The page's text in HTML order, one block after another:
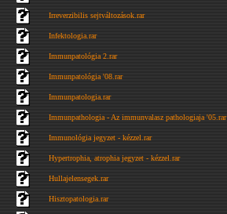
Irreverzibilis sejtváltozások.rar
Infektologia.rar
Immunpatológia 2.rar
Immunpatológia '08.rar
Immunpatologia.rar
Immunpathologia - Az immunvalasz pathologiaja '05.rar
Immunológia jegyzet - kézzel.rar
Hypertrophia, atrophia jegyzet - kézzel.rar
Hullajelensegek.rar
Hisztopatologia.rar